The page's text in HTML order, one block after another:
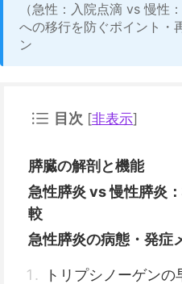
（急性：入院点滴 vs 慢性
への移行を防ぐポイント・
ン
目次 [非表示]
膵臓の解剖と機能
急性膵炎 vs 慢性膵炎
較
急性膵炎の病態・発症
トリプシノーゲンの